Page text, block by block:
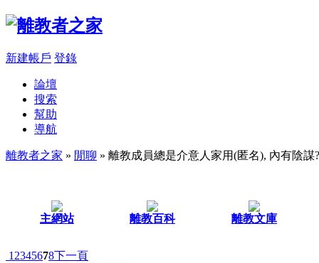
新建帳戶 登錄
論壇
搜索
幫助
導航
離教者之家 » 閒聊 » 離教成員總是介意人家用(匿名), 內有陰謀
主網站 離教百科 離教文庫
1 2345678下一頁